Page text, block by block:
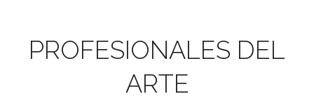
PROFESIONALES DEL
ARTE